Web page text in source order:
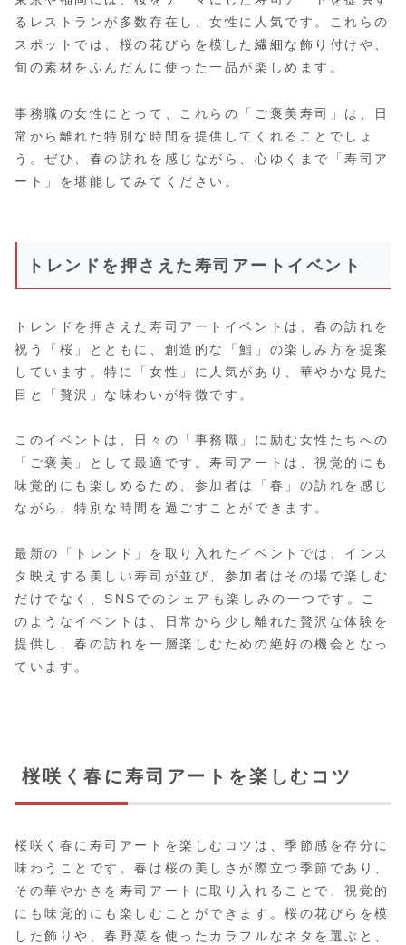
るレストランが多数存在し、女性に人気です。これらの
スポットでは、桜の花びらを模した繊細な飾り付けや、
旬の素材をふんだんに使った一品が楽しめます。
事務職の女性にとって、これらの「ご褒美寿司」は、日
常から離れた特別な時間を提供してくれることでしょ
う。ぜひ、春の訪れを感じながら、心ゆくまで「寿司ア
ート」を堪能してみてください。
トレンドを押さえた寿司アートイベント
トレンドを押さえた寿司アートイベントは、春の訪れを
祝う「桜」とともに、創造的な「鮨」の楽しみ方を提案
しています。特に「女性」に人気があり、華やかな見た
目と「贅沢」な味わいが特徴です。
このイベントは、日々の「事務職」に励む女性たちへの
「ご褒美」として最適です。寿司アートは、視覚的にも
味覚的にも楽しめるため、参加者は「春」の訪れを感じ
ながら、特別な時間を過ごすことができます。
最新の「トレンド」を取り入れたイベントでは、インス
タ映えする美しい寿司が並び、参加者はその場で楽しむ
だけでなく、SNSでのシェアも楽しみの一つです。こ
のようなイベントは、日常から少し離れた贅沢な体験を
提供し、春の訪れを一層楽しむための絶好の機会となっ
ています。
桜咲く春に寿司アートを楽しむコツ
桜咲く春に寿司アートを楽しむコツは、季節感を存分に
味わうことです。春は桜の美しさが際立つ季節であり、
その華やかさを寿司アートに取り入れることで、視覚的
にも味覚的にも楽しむことができます。桜の花びらを模
した飾りや、春野菜を使ったカラフルなネタを選ぶと、